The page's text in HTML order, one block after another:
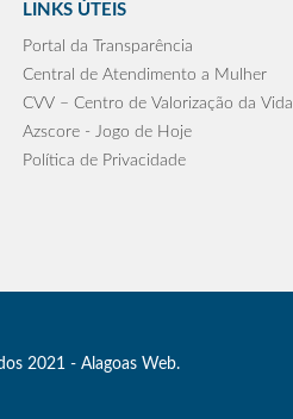
LINKS ÚTEIS
Portal da Transparência
Central de Atendimento a Mulher
CVV – Centro de Valorização da Vida
Azscore - Jogo de Hoje
Política de Privacidade
2021 - Alagoas Web.